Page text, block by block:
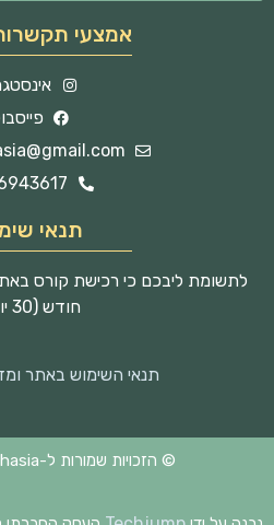
אמצעי
תנאי
לתשומת ליבכם כי רכישת קורס
חודש (30 יום).
תנאי השימוש באתר
© הזכויות שמורות ל-Hello Teacher Chasia